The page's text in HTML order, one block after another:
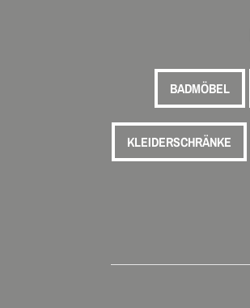
BADMÖBEL
KLEIDERSCHRÄNKE